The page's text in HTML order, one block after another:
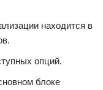
находится в
опций.
блоке